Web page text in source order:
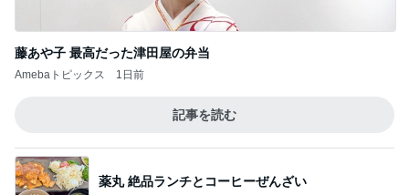
藤あや子 最高だった津田屋の弁当
Amebaトピックス 1日前
記事を読む
薬丸 絶品ランチとコーヒーぜんざい